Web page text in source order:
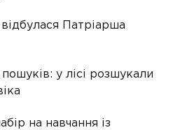
Патріарша
у лісі розшукали
на навчання із